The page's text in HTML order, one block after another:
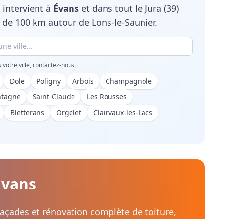
intervient à Évans et dans tout le Jura (39)
100 km autour de Lons-le-Saunier.
votre ville, contactez-nous.
Dole Poligny Arbois
Champagnole
Saint-Claude
Les Rousses
Bletterans Orgelet Clairvaux-les-Lacs
et rénovation complète de toiture,